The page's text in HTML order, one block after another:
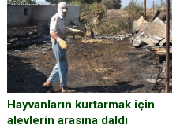
durdurdukları bir otomobilin
sürücüsünden ehliyet ve ruhsat
sorup belgelerini istedi. Sürücü
Abdurrahman Ö.nün verdiği
evraklarda eksik olduğunu...
Hayvanların kurtarmak için
alevlerin arasına daldı